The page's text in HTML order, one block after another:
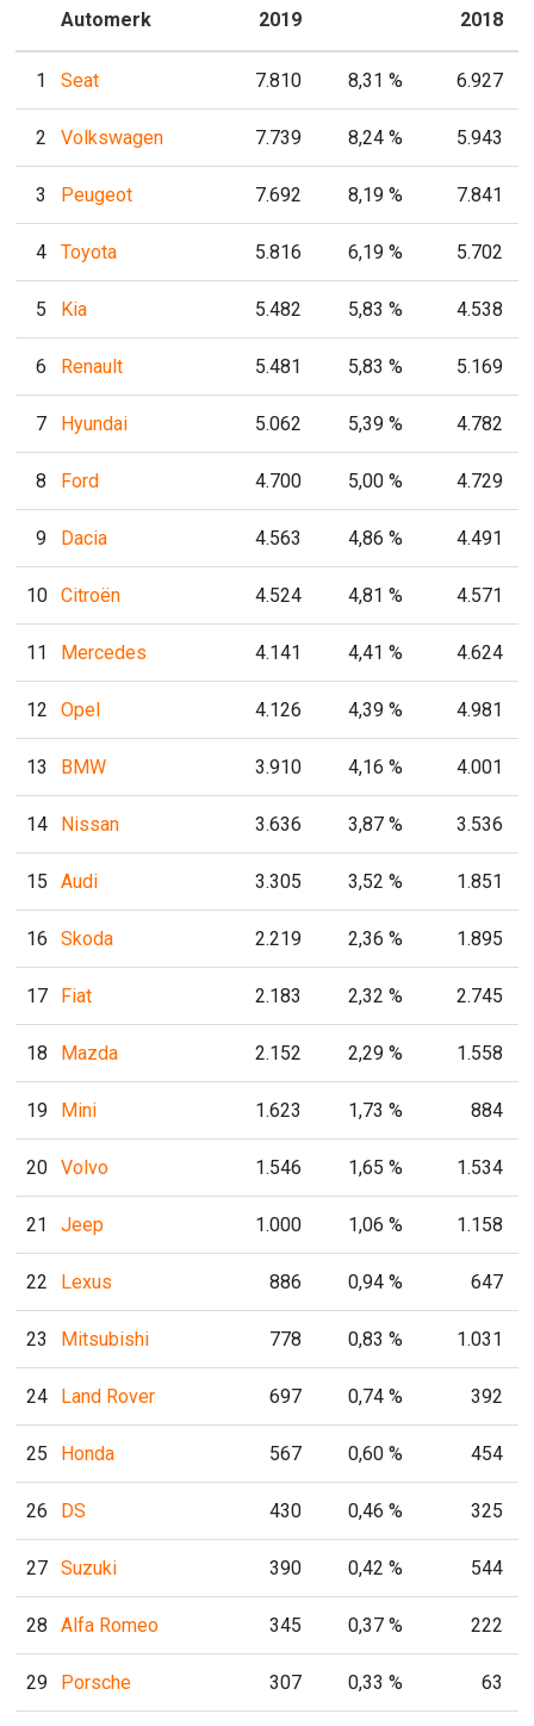
Automerk 2019 2018
1 Seat 7.810 8,31 % 6.927
2 Volkswagen 7.739 8,24 % 5.943
3 Peugeot 7.692 8,19 % 7.841
4 Toyota 5.816 6,19 % 5.702
5 Kia 5.482 5,83 % 4.538
6 Renault 5.481 5,83 % 5.169
7 Hyundai 5.062 5,39 % 4.782
8 Ford 4.700 5,00 % 4.729
9 Dacia 4.563 4,86 % 4.491
10 Citroën 4.524 4,81 % 4.571
11 Mercedes 4.141 4,41 % 4.624
12 Opel 4.126 4,39 % 4.981
13 BMW 3.910 4,16 % 4.001
14 Nissan 3.636 3,87 % 3.536
15 Audi 3.305 3,52 % 1.851
16 Skoda 2.219 2,36 % 1.895
17 Fiat 2.183 2,32 % 2.745
18 Mazda 2.152 2,29 % 1.558
19 Mini 1.623 1,73 % 884
20 Volvo 1.546 1,65 % 1.534
21 Jeep 1.000 1,06 % 1.158
22 Lexus 886 0,94 % 647
23 Mitsubishi 778 0,83 % 1.031
24 Land Rover 697 0,74 % 392
25 Honda 567 0,60 % 454
26 DS 430 0,46 % 325
27 Suzuki 390 0,42 % 544
28 Alfa Romeo 345 0,37 % 222
29 Porsche 307 0,33 % 63